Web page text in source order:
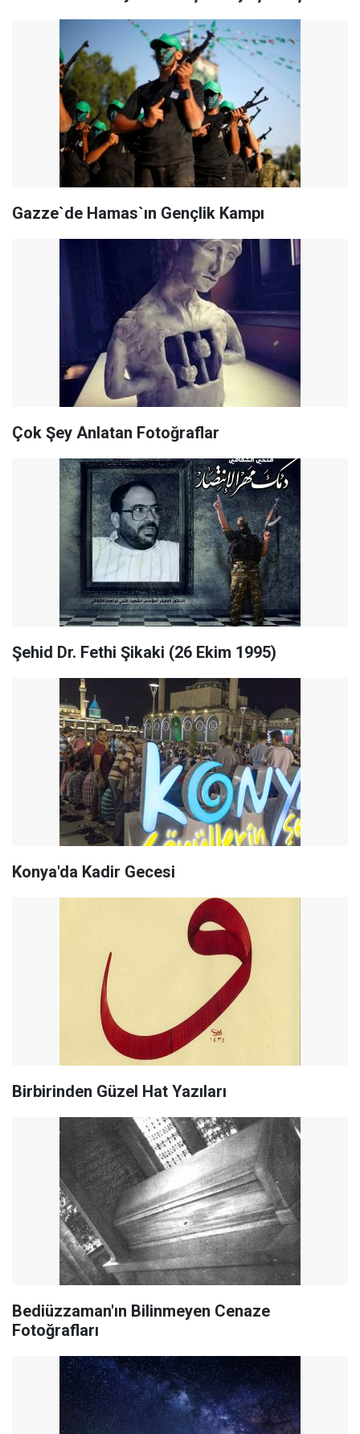
Gazze`de Hamas`ın Gençlik Kampı
Çok Şey Anlatan Fotoğraflar
Şehid Dr. Fethi Şikaki (26 Ekim 1995)
Konya'da Kadir Gecesi
Birbirinden Güzel Hat Yazıları
Bediüzzaman'ın Bilinmeyen Cenaze
Fotoğrafları